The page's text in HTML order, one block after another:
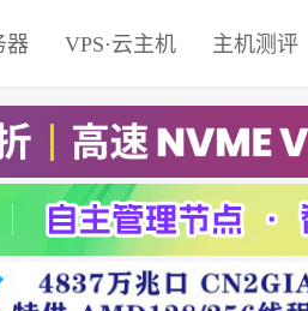
器 VPS·云主机 主机测评